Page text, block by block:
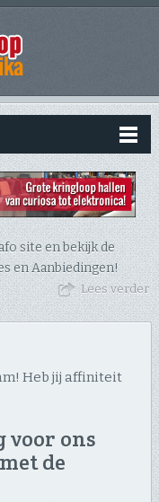
site en bekijk de
en Aanbiedingen!
Lees verder
Heb jij affiniteit
voor ons
de